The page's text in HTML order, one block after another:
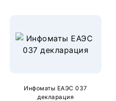
Инфоматы ЕАЭС 037
декларация